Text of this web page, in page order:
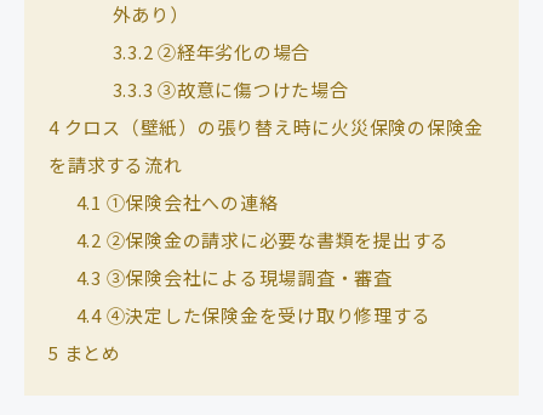
外あり）
3.3.2 ②経年劣化の場合
3.3.3 ③故意に傷つけた場合
4クロス（壁紙）の張り替え時に火災保険の保険金
を請求する流れ
4.1 ①保険会社への連絡
4.2 ②保険金の請求に必要な書類を提出する
4.3 ③保険会社による現場調査・審査
4.4④決定した保険金を受け取り修理する
5 まとめ